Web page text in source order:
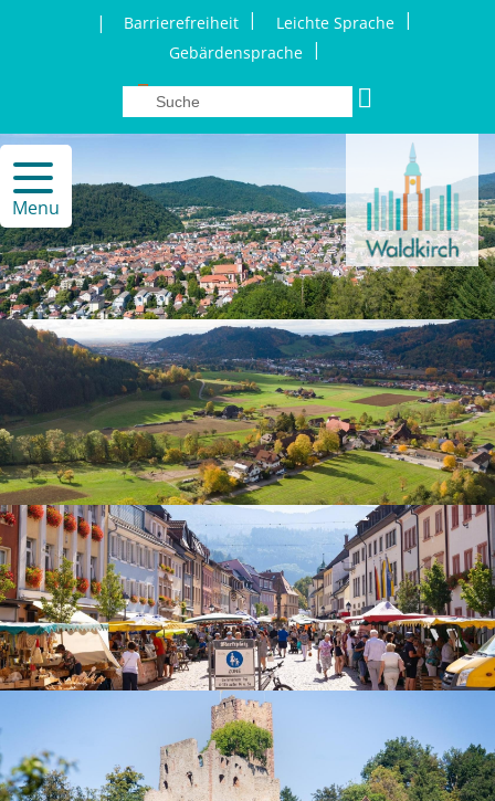
| Barrierefreiheit | Leichte Sprache |
Gebärdensprache |
Menu